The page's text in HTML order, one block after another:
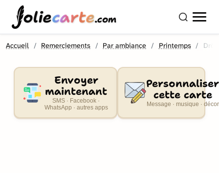
oliecarte.com
Accueil Remerciements Par ambiance Printemps
Envoyer
maintenant
SMS · Facebook ·
WhatsApp · autres apps
Personnaliser
cette carte
Message · musique · décor